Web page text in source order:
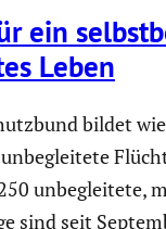
ein
Leben
bildet
unbeglei­tete,
sind seit